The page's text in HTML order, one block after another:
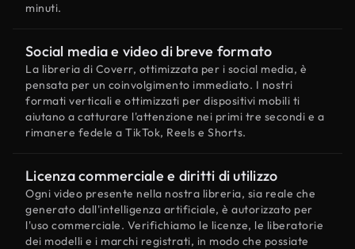
minuti.
Social media e video di breve formato
La libreria di Coverr, ottimizzata per i social media, è
pensata per un coinvolgimento immediato. I nostri
formati verticali e ottimizzati per dispositivi mobili ti
aiutano a catturare l'attenzione nei primi tre secondi e a
rimanere fedele a TikTok, Reels e Shorts.
Licenza commerciale e diritti di utilizzo
Ogni video presente nella nostra libreria, sia reale che
generato dall'intelligenza artificiale, è autorizzato per
l'uso commerciale. Verifichiamo le licenze, le liberatorie
dei modelli e i marchi registrati, in modo che possiate